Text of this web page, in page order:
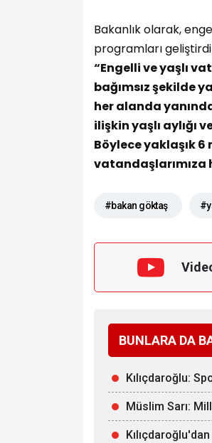
Bakanlık olarak,
programları
“Engelli ve yaşlı
bağımsız şekilde
her alanda
ilişkin yaşlı aylığı
Böylece yaklaşık
vatandaşlarımıza
#bakan göktaş
BUNLARA DA
Kılıçdaroğlu:
Müslim Sarı: